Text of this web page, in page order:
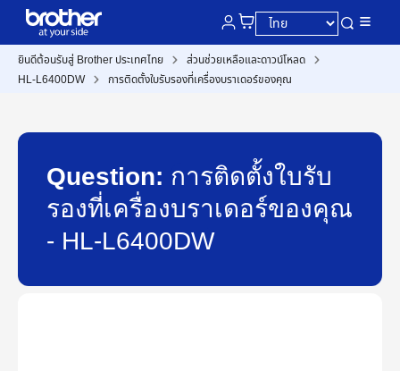
ยินดีต้อนรับสู่ Brother ประเทศไทย
ส่วนช่วยเหลือและดาวน์โหลด
HL-L6400DW
การติดตั้งใบรับรองที่เครื่องบราเดอร์ของคุณ
Question: การติดตั้งใบรับ
รองที่เครื่องบราเดอร์ของคุณ
- HL-L6400DW